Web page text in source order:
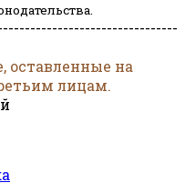
оставленные на
лицам.